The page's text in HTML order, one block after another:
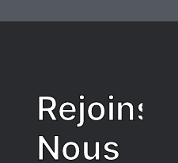
Rejoins
Nous